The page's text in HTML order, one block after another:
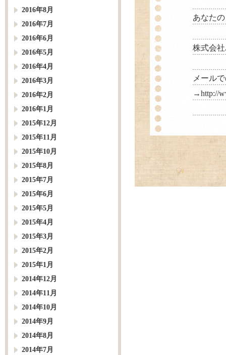
2016年8月
2016年7月
2016年6月
2016年5月
2016年4月
2016年3月
2016年2月
2016年1月
2015年12月
2015年11月
2015年10月
2015年8月
2015年7月
2015年6月
2015年5月
2015年4月
2015年3月
2015年2月
2015年1月
2014年12月
2014年11月
2014年10月
2014年9月
2014年8月
2014年7月
あなた
株式会社
メール
→http://